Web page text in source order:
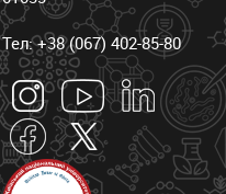
Тел: +38 (067) 402-85-80